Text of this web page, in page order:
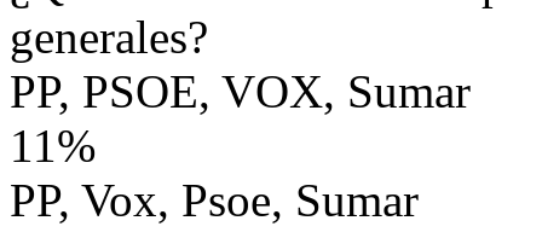
generales?
PP, PSOE, VOX, Sumar
11%
PP, Vox, Psoe, Sumar